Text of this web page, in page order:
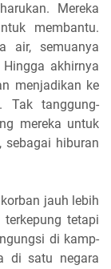
Mereka
membantu.
air, semuanya
akhirnya
menjadikan ke
Tak tanggung-
mereka untuk
hiburan
jauh lebih
tetapi
di kamp-
di satu negara